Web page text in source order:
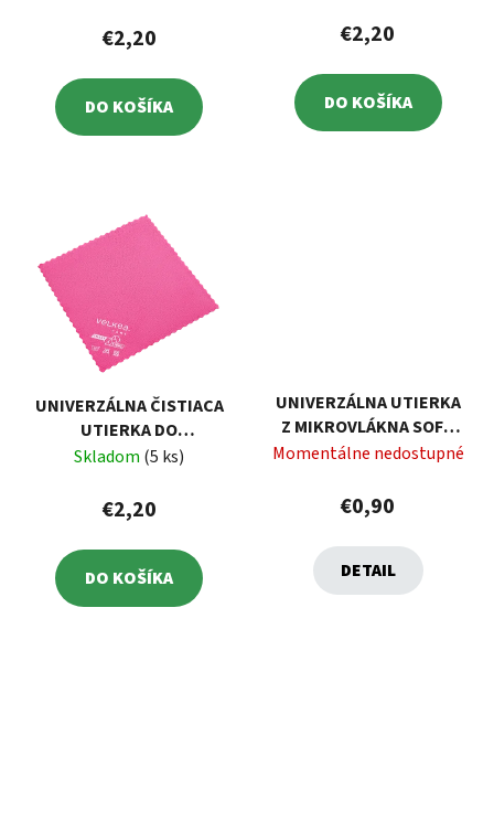
€2,20
DO KOŠÍKA
€2,20
DO KOŠÍKA
UNIVERZÁLNA ČISTIACA
UTIERKA DO
DOMÁCNOSTI SMART
Skladom (5 ks)
€2,20
DO KOŠÍKA
UNIVERZÁLNA UTIERKA
Z MIKROVLÁKNA SOFT
FIBER 30X30 CM
Momentálne nedostupné
€0,90
DETAIL